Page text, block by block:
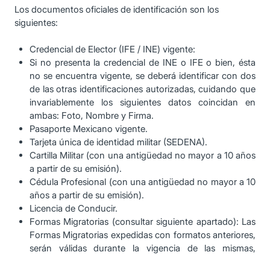
Los documentos oficiales de identificación son los
siguientes:
Credencial de Elector (IFE / INE) vigente:
Si no presenta la credencial de INE o IFE o bien, ésta
no se encuentra vigente, se deberá identificar con dos
de las otras identificaciones autorizadas, cuidando que
invariablemente los siguientes datos coincidan en
ambas: Foto, Nombre y Firma.
Pasaporte Mexicano vigente.
Tarjeta única de identidad militar (SEDENA).
Cartilla Militar (con una antigüedad no mayor a 10 años
a partir de su emisión).
Cédula Profesional (con una antigüedad no mayor a 10
años a partir de su emisión).
Licencia de Conducir.
Formas Migratorias (consultar siguiente apartado): Las
Formas Migratorias expedidas con formatos anteriores,
serán válidas durante la vigencia de las mismas,